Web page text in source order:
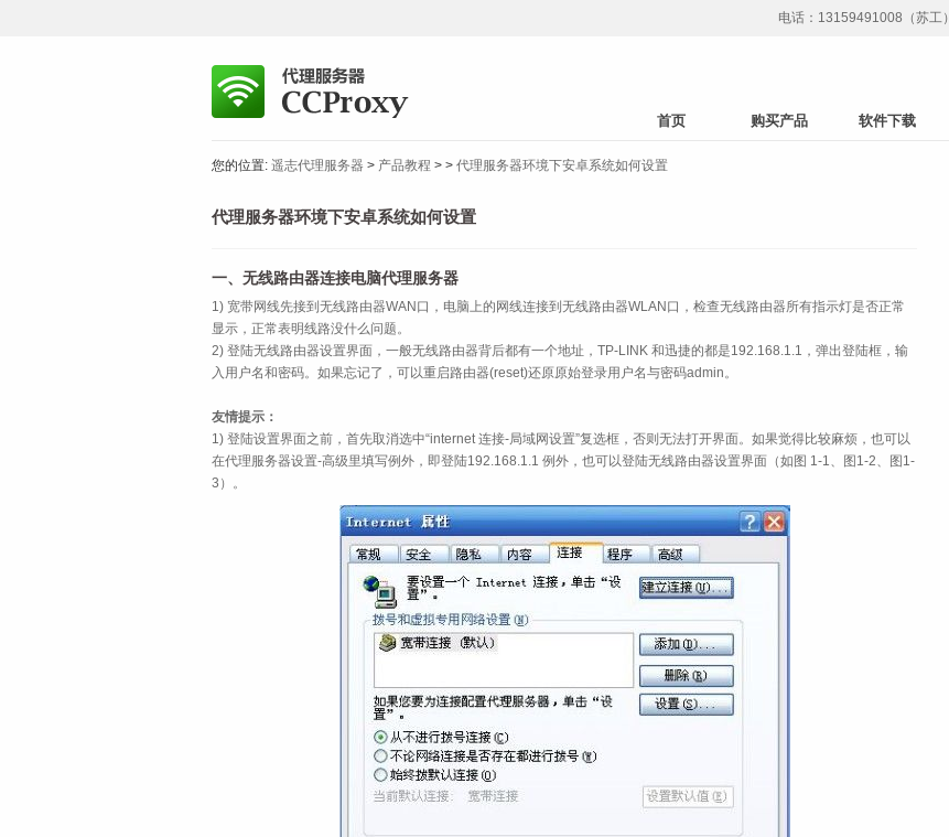
电话：13159491008（苏工）
首页 购买产品 软件下载
您的位置: 遥志代理服务器 > 产品教程 > > 代理服务器环境下安卓系统如何设置
代理服务器环境下安卓系统如何设置
一、无线路由器连接电脑代理服务器
1) 宽带网线先接到无线路由器WAN口，电脑上的网线连接到无线路由器WLAN口，检查无线路由器所有指示灯是否正常
显示，正常表明线路没什么问题。
2) 登陆无线路由器设置界面，一般无线路由器背后都有一个地址，TP-LINK 和迅捷的都是192.168.1.1，弹出登陆框，输
入用户名和密码。如果忘记了，可以重启路由器(reset)还原原始登录用户名与密码admin。
友情提示：
1) 登陆设置界面之前，首先取消选中“internet 连接-局域网设置”复选框，否则无法打开界面。如果觉得比较麻烦，也可以
在代理服务器设置-高级里填写例外，即登陆192.168.1.1 例外，也可以登陆无线路由器设置界面（如 图 1‑1、图1-2、
图1-
3 ） 。
中国妇女出版社
云南省体育科研所